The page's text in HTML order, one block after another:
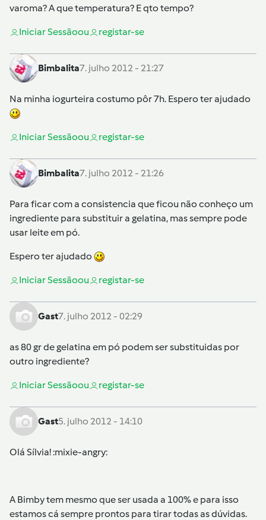
varoma? A que temperatura? E qto tempo?
Iniciar Sessãoou registar-se
Bimbalita7. julho 2012 - 21:27
Na minha iogurteira costumo pôr 7h. Espero ter ajudado
Iniciar Sessãoou registar-se
Bimbalita7. julho 2012 - 21:26
Para ficar com a consistencia que ficou não conheço um
ingrediente para substituir a gelatina, mas sempre pode
usar leite em pó.
Espero ter ajudado
Iniciar Sessãoou registar-se
Gast7. julho 2012 - 02:29
as 80 gr de gelatina em pó podem ser substituidas por
outro ingrediente?
Iniciar Sessãoou registar-se
Gast5. julho 2012 - 14:10
Olá Sílvia! :mixie-angry:
A Bimby tem mesmo que ser usada a 100% e para isso
estamos cá sempre prontos para tirar todas as dúvidas.